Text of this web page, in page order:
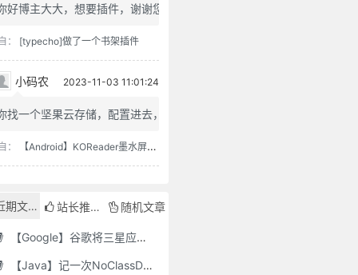
好博主大大，想要插件，谢谢您
： [typecho]做了一个书架插件
小码农 2023-11-03 11:01:24
找一个坚果云存储，配置进去，...
： 【Android】KOReader墨水屏用阅读器
期文章 站长推荐 随机文章
【Google】谷歌将三星应用程序标记为“有害”，并要求用户删除它们
【Java】记一次NoClassDefFoundError错误修复